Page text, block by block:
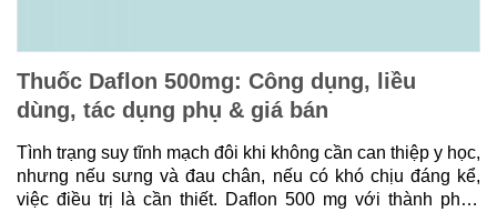
Thuốc Daflon 500mg: Công dụng, liều
dùng, tác dụng phụ & giá bán
Tình trạng suy tĩnh mạch đôi khi không cần can thiệp y học,
nhưng nếu sưng và đau chân, nếu có khó chịu đáng kể,
việc điều trị là cần thiết. Daflon 500 mg với thành phần